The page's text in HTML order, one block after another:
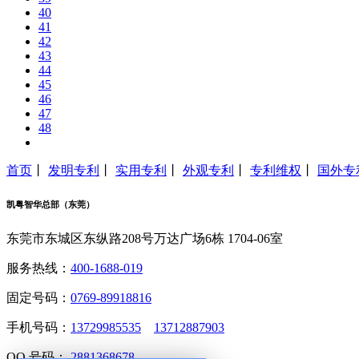
40
41
42
43
44
45
46
47
48
首页 发明专利 实用专利 外观专利 专利维权 国外专
凯粤智华总部（东莞）
东莞市东城区东纵路208号万达广场6栋 1704-06室
服务热线： 400-1688-019
固定号码： 0769-89918816
手机号码： 13729985535 13712887903